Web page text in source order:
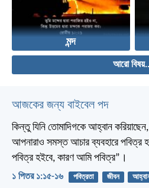
মন্দ
আরো
আজকের জন্য বাইবেল পদ
কিন্তু যিনি তোমাদিগকে আহ্বান
আপনারাও সমস্ত আচার ব্যবহারে পবিত্র
পবিত্র হইবে, কারণ আমি পবিত্র”।
১ পিতর ১:১৫-১৬ পবিত্রতা জীবন